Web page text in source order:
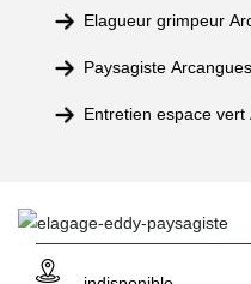
Elagueur grimpeur
Paysagiste
Entretien espace